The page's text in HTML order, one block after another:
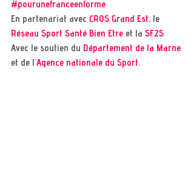
#pourunefranceenforme
En partenariat avec CROS Grand Est, le
Réseau Sport Santé Bien Etre et la SF2S
Avec le soutien du Département de la Marne
et de l' Agence nationale du Sport.